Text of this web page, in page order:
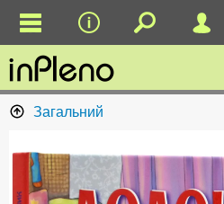
Загальний